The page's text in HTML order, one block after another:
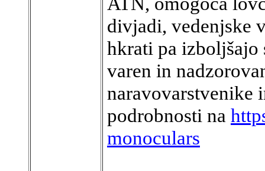
divjadi, vedenjske
hkrati pa izboljšajo
varen in
naravovarstvenike
podrobnosti na
monoculars